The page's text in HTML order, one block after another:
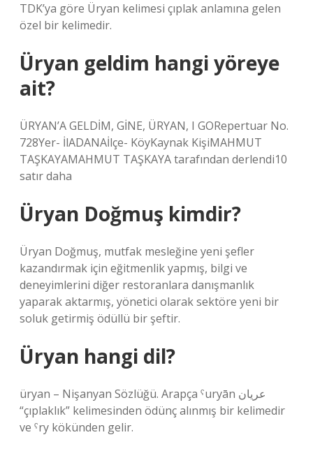
TDK’ya göre Üryan kelimesi çıplak anlamına gelen
özel bir kelimedir.
Üryan geldim hangi yöreye
ait?
ÜRYAN’A GELDİM, GİNE, ÜRYAN, I GORepertuar No.
728Yer- İlADANAİlçe- KöyKaynak KişiMAHMUT
TAŞKAYAMAHMUT TAŞKAYA tarafından derlendi10
satır daha
Üryan Doğmuş kimdir?
Üryan Doğmuş, mutfak mesleğine yeni şefler
kazandırmak için eğitmenlik yapmış, bilgi ve
deneyimlerini diğer restoranlara danışmanlık
yaparak aktarmış, yönetici olarak sektöre yeni bir
soluk getirmiş ödüllü bir şeftir.
Üryan hangi dil?
üryan – Nişanyan Sözlüğü. Arapça ˁuryān عريان
“çıplaklık” kelimesinden ödünç alınmış bir kelimedir
ve ˁry kökünden gelir.